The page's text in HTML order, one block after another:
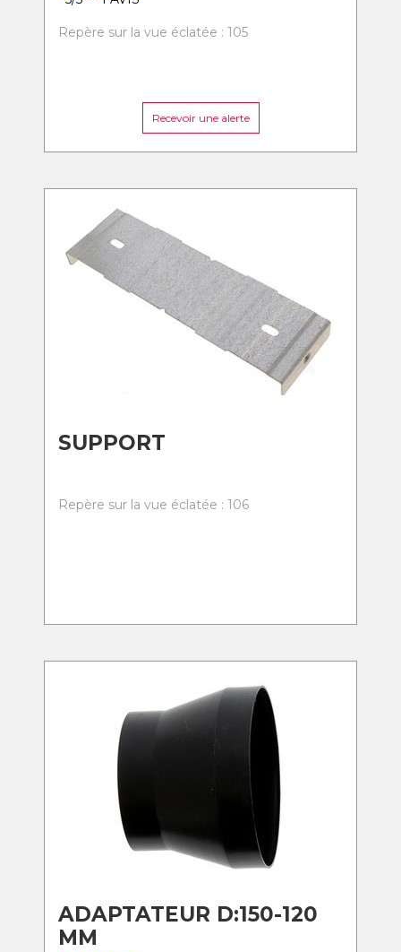
Repère sur la vue éclatée : 105
Recevoir une alerte
SUPPORT
Repère sur la vue éclatée : 106
ADAPTATEUR D:150-120
MM